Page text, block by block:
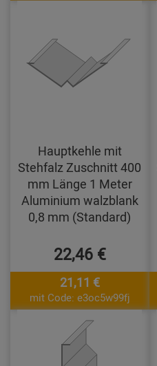
Hauptkehle mit
Stehfalz Zuschnitt 400
mm Länge 1 Meter
Aluminium walzblank
0,8 mm (Standard)
22,46 €
21,11 €
mit Code: e3oc5w99fj